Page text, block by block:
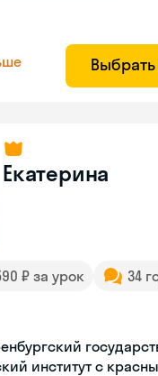
Екатерина
₽ за урок
34
институт с